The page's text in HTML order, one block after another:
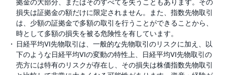
損失は証拠金の額だけに限定されません。また、指数先物取引
は、少額の証拠金で多額の取引を行うことができることから、
時として多額の損失を被る危険性を有しています。
日経平均VI先物取引は、一般的な先物取引のリスクに加え、以
下のような日経平均VIの変動の特性上、日経平均VI先物取引の
売方には特有のリスクが存在し、その損失は株価指数先物取引